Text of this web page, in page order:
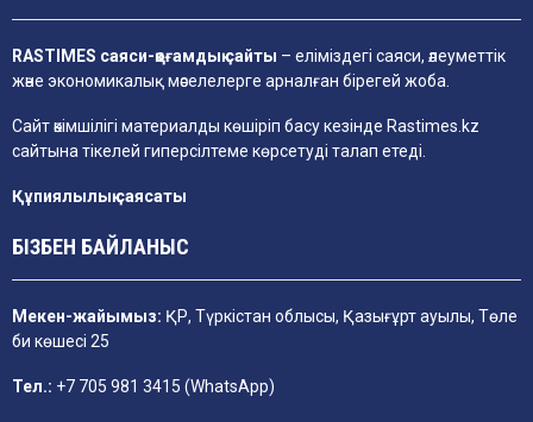
RASTIMES саяси-қоғамдық сайты – еліміздегі саяси, әлеуметтік
және экономикалық мәселелерге арналған бірегей жоба.
Сайт әкімшілігі материалды көшіріп басу кезінде Rastimes.kz
сайтына тікелей гиперсілтеме көрсетуді талап етеді.
Құпиялылық саясаты
БІЗБЕН БАЙЛАНЫС
Мекен-жайымыз: ҚР, Түркістан облысы, Қазығұрт ауылы, Төле
би көшесі 25
Тел.: +7 705 981 3415 (WhatsApp)